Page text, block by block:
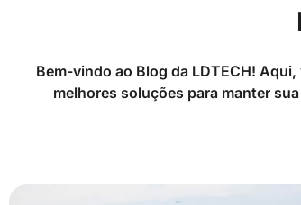
Bem-vindo ao Blog da LDTECH!
melhores soluções para manter